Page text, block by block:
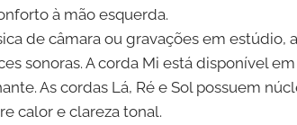
à mão esquerda.
de câmara ou gravações em estúdio,
sonoras. A corda Mi está disponível
As cordas Lá, Ré e Sol possuem
calor e clareza tonal.